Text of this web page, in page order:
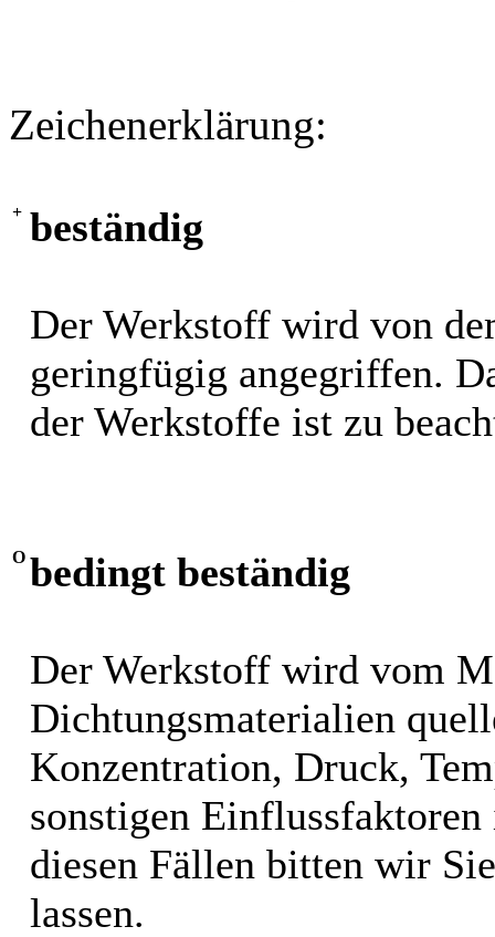
Zeichenerklärung:
+ beständig
Der Werkstoff wird von
geringfügig angegriffen.
der Werkstoffe ist zu
O bedingt beständig
Der Werkstoff wird vom
Dichtungsmaterialien
Konzentration, Druck,
sonstigen
diesen Fällen bitten wir
lassen.